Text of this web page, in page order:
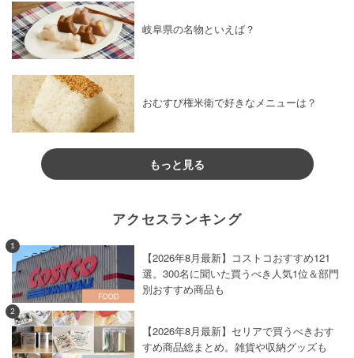
岐阜県の名物といえば？
おむすび権米衛で好きなメニューは？
もっと見る
アクセスランキング
1
【2026年8月最新】コストコおすすめ121
選。300名に聞いた買うべき人気1位＆部門
別おすすめ商品も
2
【2026年8月最新】セリアで買うべきおす
すめ商品総まとめ。雑貨や収納グッズも